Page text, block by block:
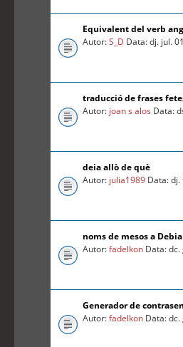
Equivalent del verb
Autor:S_D Data: dj. jul.
traducció de frases
Autor: joan s alos Data:
deia allò de què
Autor: julia1989 Data:
noms de mesos a
Autor:fadelkon Data:
Generador de
Autor:fadelkon Data: